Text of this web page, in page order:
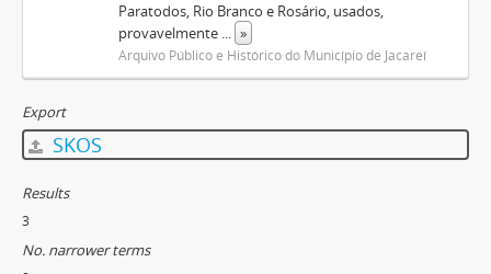
Paratodos, Rio Branco e Rosário, usados,
provavelmente ... »
Arquivo Público e Histórico do Município de Jacareí
Export
SKOS
Results
3
No. narrower terms